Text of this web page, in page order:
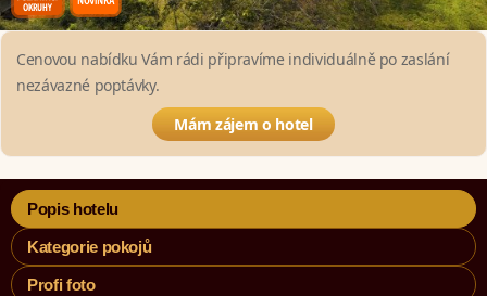
Cenovou nabídku Vám rádi připravíme individuálně po zaslání
nezávazné poptávky.
Mám zájem o hotel
Popis hotelu
Kategorie pokojů
Profi foto